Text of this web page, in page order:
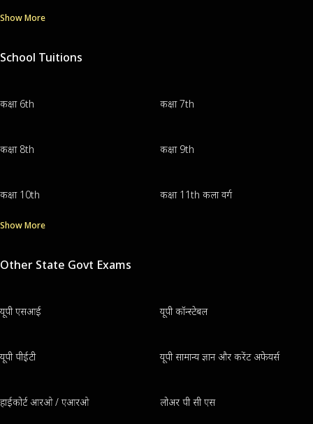
Show More
School Tuitions
कक्षा 6th कक्षा 7th
कक्षा 8th कक्षा 9th
कक्षा 10th कक्षा 11th कला वर्ग
Show More
Other State Govt Exams
यूपी एसआई यूपी कॉन्स्टेबल
यूपी पीईटी यूपी सामान्य ज्ञान और करेंट अफेयर्स
हाईकोर्ट आरओ / एआरओ लोअर पी सी एस